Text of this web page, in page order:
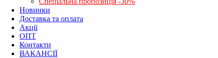
Новинки
Доставка та оплата
Акції
ОПТ
Контакти
ВАКАНСІЇ